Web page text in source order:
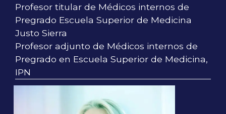
Profesor titular de Médicos internos de
Pregrado Escuela Superior de Medicina
Justo Sierra
Profesor adjunto de Médicos internos de
Pregrado en Escuela Superior de Medicina,
IPN